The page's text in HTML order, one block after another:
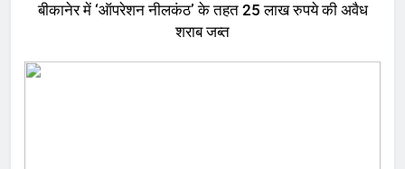
बीकानेर में ‘ऑपरेशन नीलकंठ’ के तहत 25 लाख रुपये की अवैध
शराब जब्त